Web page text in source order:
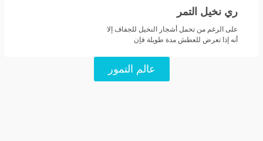
ري نخيل التمر
على الرغم من تحمل أشجار النخيل للجفاف إلا
أنه إذا تعرض للعطش مدة طويلة فإن
عالم التمور